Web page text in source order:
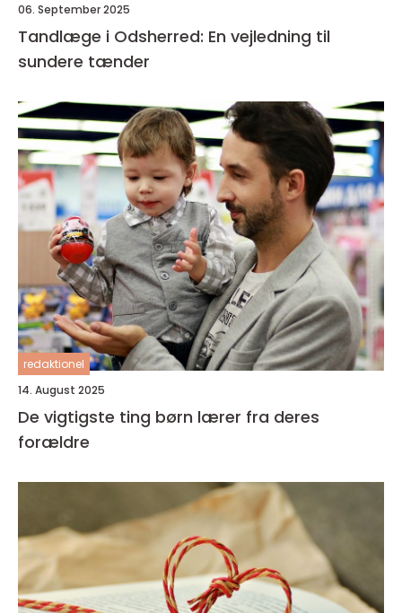
06. September 2025
Tandlæge i Odsherred: En vejledning til
sundere tænder
redaktionel
14. August 2025
De vigtigste ting børn lærer fra deres
forældre